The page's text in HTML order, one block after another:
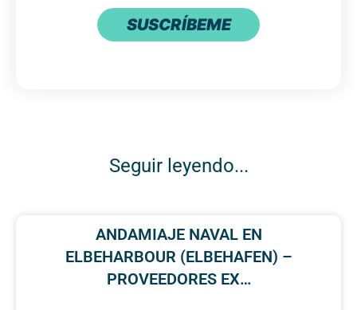
SUSCRÍBEME
Seguir leyendo...
ANDAMIAJE NAVAL EN
ELBEHARBOUR (ELBEHAFEN) –
PROVEEDORES EX…